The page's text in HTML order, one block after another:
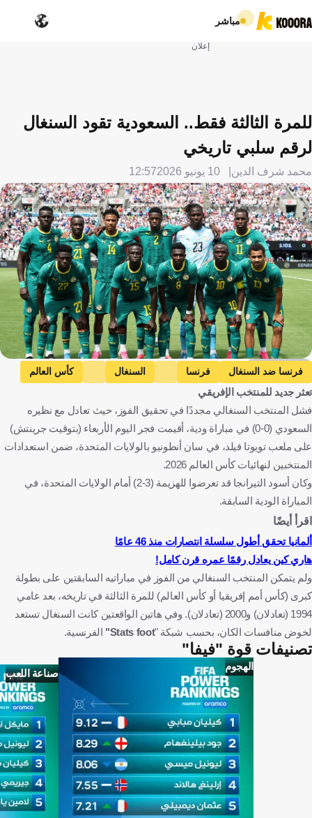
مباشر
إعلان
للمرة الثالثة فقط.. السعودية تقود السنغال
لرقم سلبي تاريخي
محمد شرف الدين 10 يونيو 2026 12:57
Getty Images
فرنسا ضد السنغال فرنسا السنغال
كأس العالم
السعودية ضد السنغال
السعودية ضد أوروجواي
أوروجواي فرنسا
السنغال
الولايات المتحدة
المملكة العربية السعودية أورغواي كرة قدم
تعثر جديد للمنتخب الإفريقي
فشل المنتخب السنغالي مجددًا في تحقيق الفوز، حيث تعادل مع نظيره
السعودي (0-0) في مباراة ودية، أقيمت فجر اليوم الأربعاء (بتوقيت جرينتش)
على ملعب تويوتا فيلد، في سان أنطونيو بالولايات المتحدة، ضمن استعدادات
المنتخبين لنهائيات كأس العالم 2026.
وكان أسود التيرانجا قد تعرضوا للهزيمة (3-2) أمام الولايات المتحدة، في
المباراة الودية السابقة.
اقرأ أيضًا
ألمانيا تحقق أطول سلسلة انتصارات منذ 46 عامًا
هاري كين يعادل رقمًا عمره قرن كامل!
ولم يتمكن المنتخب السنغالي من الفوز في مباراتيه السابقتين على بطولة
كبرى (كأس أمم إفريقيا أو كأس العالم) للمرة الثالثة في تاريخه، بعد عامي
1994 (تعادلان) و2000 (تعادلان). وفي هاتين الواقعتين كانت السنغال تستعد
لخوض منافسات الكان، بحسب شبكة "Stats foot" الفرنسية.
تصنيفات قوة "فيفا"
الهجوم
صناعة اللعب